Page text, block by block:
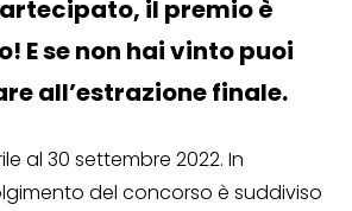
il premio è
E se non hai vinto puoi
all’estrazione finale.
al 30 settembre 2022. In
del concorso è suddiviso